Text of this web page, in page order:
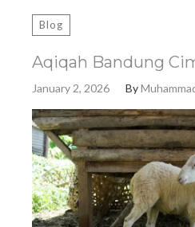
Blog
Aqiqah Bandung
January 2, 2026 By